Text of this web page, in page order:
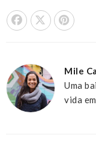
Share OnTweet This
Mile
Uma
vida